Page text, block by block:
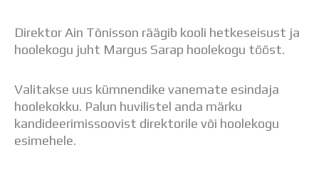
Koorilaul
ÕPPETÖÖ
Aastaplaan
Õppekava
Ainepassid
Huviringid
Direktor Ain Tõnisson räägib kooli hetkeseisust ja
hoolekogu juht Margus Sarap hoolekogu tööst.
Valitakse uus kümnendike vanemate esindaja
hoolekokku. Palun huvilistel anda märku
kandideerimissoovist direktorile või hoolekogu
esimehele.